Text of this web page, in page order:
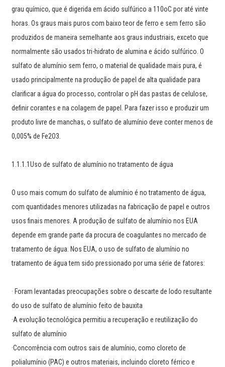
grau químico, que é digerida em ácido sulfúrico a 110oC por até vinte
horas. Os graus mais puros com baixo teor de ferro e sem ferro são
produzidos de maneira semelhante aos graus industriais, exceto que
normalmente são usados ​​tri-hidrato de alumina e ácido sulfúrico. O
sulfato de alumínio sem ferro, o material de qualidade mais pura, é
usado principalmente na produção de papel de alta qualidade para
clarificar a água do processo, controlar o pH das pastas de celulose,
definir corantes e na colagem de papel. Para fazer isso e produzir um
produto livre de manchas, o sulfato de alumínio deve conter menos de
0,005% de Fe2O3.
1.1.1.1Uso de sulfato de alumínio no tratamento de água
O uso mais comum do sulfato de alumínio é no tratamento de água,
com quantidades menores utilizadas na fabricação de papel e outros
usos finais menores. A produção de sulfato de alumínio nos EUA
depende em grande parte da procura de coagulantes no mercado de
tratamento de água. Nos EUA, o uso de sulfato de alumínio no
tratamento de água tem sido pressionado por uma série de fatores:
· Foram levantadas preocupações sobre o descarte de lodo resultante
do uso de sulfato de alumínio feito de bauxita
·A evolução tecnológica permitiu a recuperação e reutilização do
sulfato de alumínio
·Concorrência com outros sais de alumínio, como cloreto de
polialumínio (PAC) e outros materiais, incluindo cloreto férrico e